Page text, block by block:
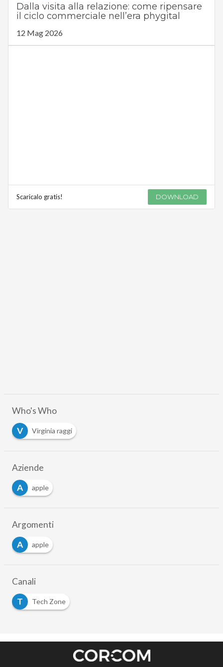
Dalla visita alla relazione: come ripensare
il ciclo commerciale nell’era phygital
12 Mag 2026
Scaricalo gratis! DOWNLOAD
Who's Who
V
Virginia raggi
Aziende
A
apple
Argomenti
A
apple
Canali
T
Tech Zone